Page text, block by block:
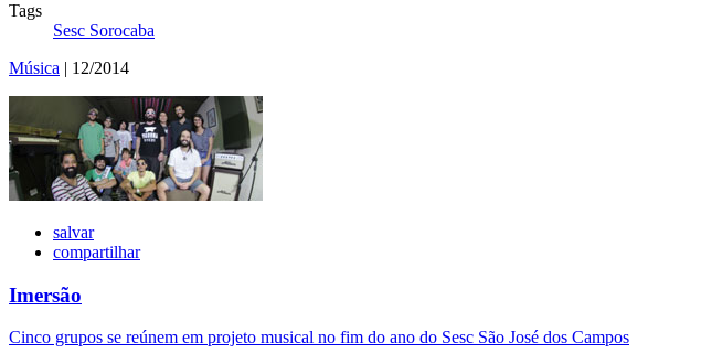
Tags
Sesc Sorocaba
Música | 12/2014
salvar
compartilhar
Imersão
Cinco grupos se reúnem em projeto musical no fim do ano do Sesc São José dos Campos